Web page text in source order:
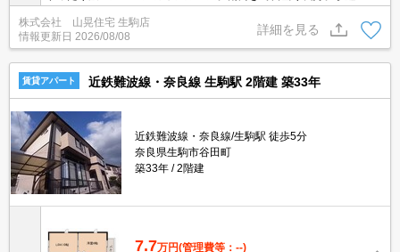
付インターホンでセキュリティ面も安心。エアコンや温水洗浄便座
付きトイレなど嬉しい設備も満載。システムキッチンでお料理も楽
しんでください。
株式会社 山晃住宅 生駒店
情報更新日 2026/08/08
詳細を見る
賃貸アパート 近鉄難波線・奈良線 生駒駅 2階建 築33年
近鉄難波線・奈良線/生駒駅 徒歩5分
奈良県生駒市谷田町
築33年
2階建
7.7万円(管理費等：--)